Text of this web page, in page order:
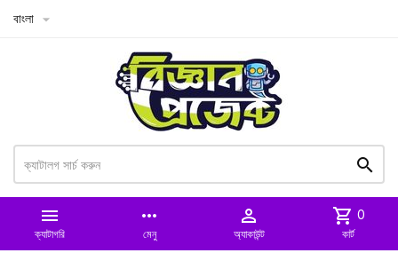
বাংলা 


ক্যাটাগরি
more_horiz
মেনু

অ্যাকাউন্ট
shopping_cart 0
কার্ট